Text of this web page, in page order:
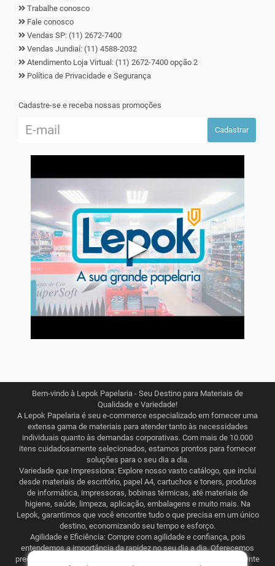
Trabalhe conosco
Fale conosco
Vendas SP: (11) 2672-7400
Vendas Jundiaí: (11) 4588-2032
Atendimento Loja Virtual: (11) 2672-7400 opção 2
Política de Privacidade e Segurança
Cadastre-se e receba nossas promoções
Cadastrar
▶
Bem-vindo à Lepok Papelaria - Seu Destino para Materiais de
Qualidade e Variedade!
A Lepok Papelaria é seu e-commerce especializado em fornecer uma
extensa gama de materiais para atender tanto às necessidades
individuais quanto às demandas corporativas. Com mais de 10.000
itens cuidadosamente selecionados, estamos prontos para fornecer
soluções para o seu dia a dia.
Variedade que Impressiona: Explore nosso vasto catálogo, que inclui
desde materiais de escritório, papel A4, cartuchos e toners, produtos
de informática, impressoras, bobinas térmicas, até materiais de
higiene, saúde, limpeza, aplicação, embalagens e muito mais. Na
Lepok, garantimos que você encontre tudo o que precisa em um único
destino, economizando seu tempo e esforço.
Agilidade e Eficiência: Compre com agilidade e confiança, pois
entendemos a importância da rapidez no seu dia a dia. Oferecemos
preços justos e competitivos, combinados com uma logística eficiente